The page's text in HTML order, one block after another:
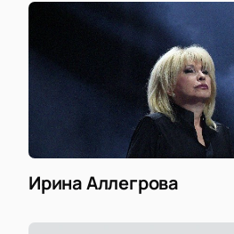
Ирина Аллегрова